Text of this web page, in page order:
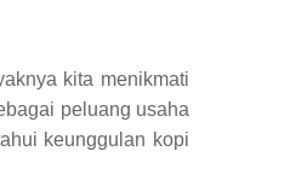
kita menikmati
peluang usaha
keunggulan kopi